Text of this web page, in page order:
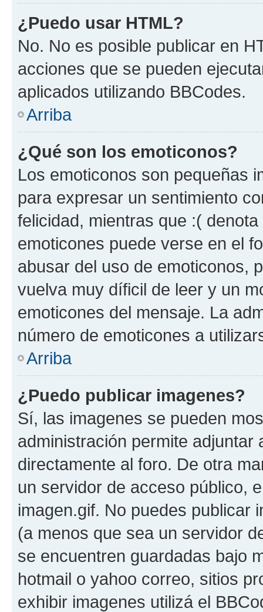
¿Puedo usar HTML?
No. No es posible publicar en
acciones que se pueden
aplicados utilizando BBCodes.
Arriba
¿Qué son los emoticonos?
Los emoticonos son pequeñas
para expresar un sentimiento
felicidad, mientras que :(
emoticones puede verse en el
abusar del uso de emoticonos,
vuelva muy díficil de leer y un
emoticones del mensaje. La
número de emoticones a
Arriba
¿Puedo publicar imagenes?
Sí, las imagenes se pueden
administración permite
directamente al foro. De otra
un servidor de acceso público,
imagen.gif. No puedes publicar
(a menos que sea un servidor
se encuentren guardadas bajo
hotmail o yahoo correo, sitios
exhibir imagenes utilizá el